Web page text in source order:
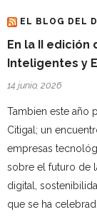
EL BLOG DEL
En la II edición
Inteligentes y
14 junio, 2026
Tambien este año
Citigal; un
empresas
sobre el futuro de
digital,
que se ha